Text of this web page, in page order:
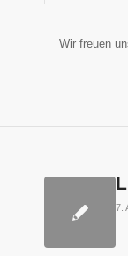
Wir freuen
7.